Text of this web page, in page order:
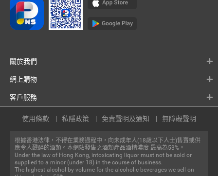
關於我們
網上購物
客戶服務
根據香港法律，不得在業務過程中，向未成年人(18歲以下人士)售賣或供
應令人醺醉的酒類。本網站發售之酒類產品酒精濃度 最高為53%。
Under the law of Hong Kong, intoxicating liquor must not be sold or
supplied to a minor (under 18) in the course of business.
The highest alcohol by volume for the alcoholic beverages we sell on
使用條款 私隱政策 免責聲明及通知 無障礙聲明